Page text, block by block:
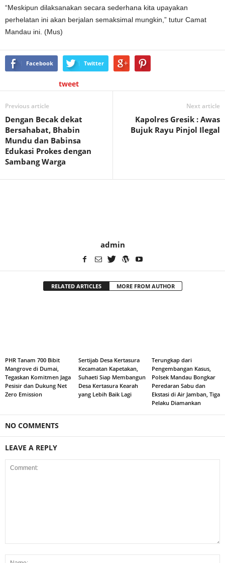
“Meskipun dilaksanakan secara sederhana kita upayakan
perhelatan ini akan berjalan semaksimal mungkin,” tutur Camat
Mandau ini. (Mus)
Facebook Twitter
tweet
Previous article
Dengan Becak dekat
Bersahabat, Bhabin
Mundu dan Babinsa
Edukasi Prokes dengan
Sambang Warga
Next article
Kapolres Gresik : Awas
Bujuk Rayu Pinjol Ilegal
admin
RELATED ARTICLES MORE FROM AUTHOR
PHR Tanam 700 Bibit
Mangrove di Dumai,
Tegaskan Komitmen Jaga
Pesisir dan Dukung Net
Zero Emission
Sertijab Desa Kertasura
Kecamatan Kapetakan,
Suhaeti Siap Membangun
Desa Kertasura Kearah
yang Lebih Baik Lagi
Terungkap dari
Pengembangan Kasus,
Polsek Mandau Bongkar
Peredaran Sabu dan
Ekstasi di Air Jamban, Tiga
Pelaku Diamankan
NO COMMENTS
LEAVE A REPLY